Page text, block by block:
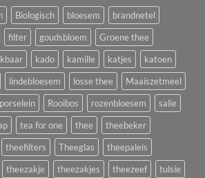
Biologisch bloesem
brandnetel
filter goudsbloem
Groene thee
kado kamille katjes
katoen
lindebloesem losse thee
Maaiszetmeel
porselein Rooibos rozenbloesem
salie
tea for one thee
theebeker
theefilters Theeglas
theepaleis
theezakje theezakjes theezeef tulsie